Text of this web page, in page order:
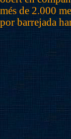
més de 2.000
por barrejada